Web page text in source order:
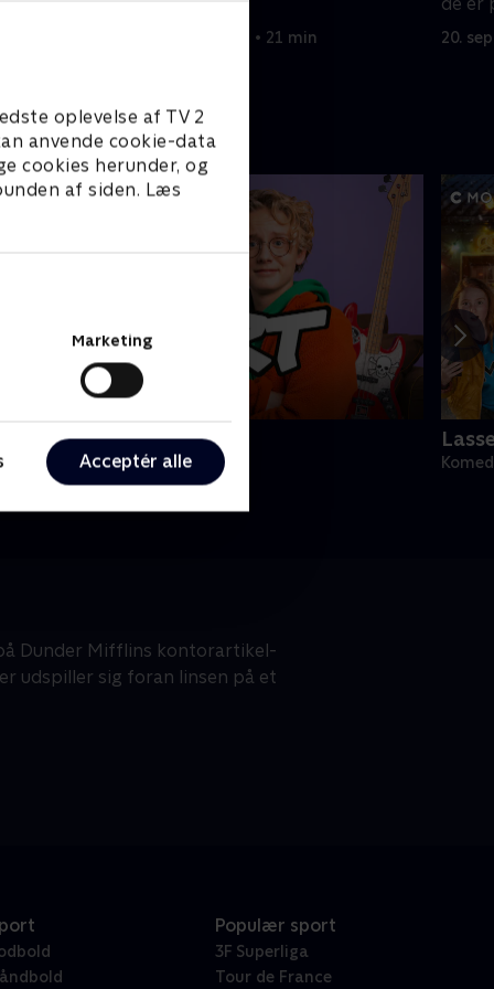
oplevelse af TV 2
anvende cookie-data
cookies herunder, og
af siden. Læs
Marketing
Acceptér alle
20. september 2022 • 21 min 20.
Bert (dansk tale)
• 1 sæsoner
Dunder Mifflins kontorartikel-
udspiller sig foran linsen på et
Populær sport
3F Superliga
Tour de France